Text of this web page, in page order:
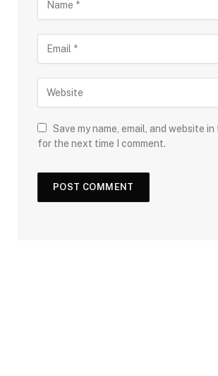
Save my name, email, and website
for the next time I comment.